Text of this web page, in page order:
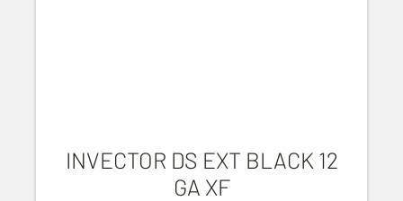
INVECTOR DS EXT BLACK 12
GA XF